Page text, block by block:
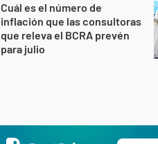
Cuál es el número de
inflación que las consultoras
que releva el BCRA prevén
para julio